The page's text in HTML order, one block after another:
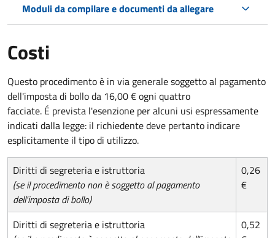
Moduli da compilare e documenti da allegare
Costi
Questo procedimento è in via generale soggetto al pagamento
dell'imposta di bollo da 16,00 € ogni quattro
facciate. É prevista l'esenzione per alcuni usi espressamente
indicati dalla legge: il richiedente deve pertanto indicare
esplicitamente il tipo di utilizzo.
Diritti di segreteria e istruttoria
(se il procedimento non è soggetto al pagamento
dell'imposta di bollo)
0,26
€
Diritti di segreteria e istruttoria
0,52